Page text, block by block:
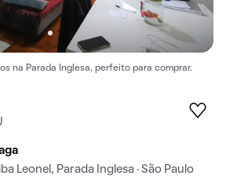
na Parada Inglesa, perfeito para comprar.
Leonel, Parada Inglesa · São Paulo